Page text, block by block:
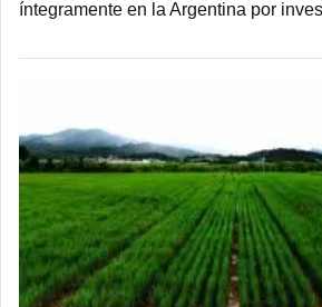
íntegramente en la Argentina por